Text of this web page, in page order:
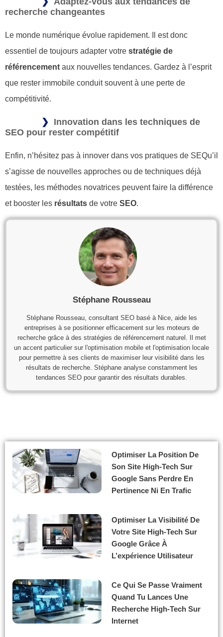
recherche changeantes
Le monde numérique évolue rapidement. Il est donc
essentiel de toujours adapter votre stratégie de
référencement aux nouvelles tendances. Gardez à l’esprit
que rester immobile conduit souvent à une perte de
compétitivité.
Innovation dans les techniques de
SEO pour rester compétitif
Enfin, n’hésitez pas à innover dans vos pratiques de SEQu’il
s’agisse de nouvelles approches ou de techniques déjà
testées, les méthodes novatrices peuvent faire la différence
et booster les résultats de votre SEO.
Stéphane Rousseau
Stéphane Rousseau, consultant SEO basé à Nice, aide les
entreprises à se positionner efficacement sur les moteurs de
recherche grâce à des stratégies de référencement naturel. Il met
un accent particulier sur l'optimisation mobile et l'optimisation locale
pour permettre à ses clients de maximiser leur visibilité dans les
résultats de recherche. Stéphane analyse constamment les
tendances SEO pour garantir des résultats durables.
Optimiser La Position De
Son Site High-Tech Sur
Google Sans Perdre En
Pertinence Ni En Trafic
Optimiser La Visibilité De
Votre Site High-Tech Sur
Google Grâce À
L’expérience Utilisateur
Ce Qui Se Passe Vraiment
Quand Tu Lances Une
Recherche High-Tech Sur
Internet